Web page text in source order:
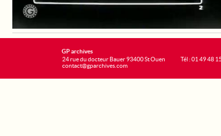
GP archives
24 rue du docteur Bauer 93400 St Ouen
contact@gparchives.com
Tél : 01 49 48